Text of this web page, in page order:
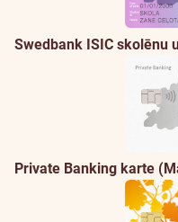
Swedbank ISIC skolēnu
Private Banking karte